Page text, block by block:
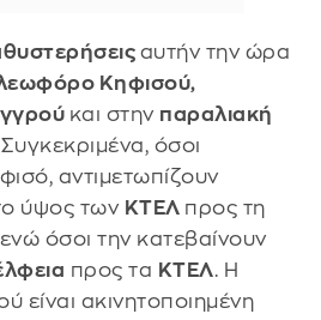
αυτήν την ώρα
Κηφισού,
και στην παραλιακή
Συγκεκριμένα, όσοι
αντιμετωπίζουν
ύψος των ΚΤΕΛ προς τη
ενώ όσοι την κατεβαίνουν
προς τα ΚΤΕΛ. Η
είναι ακινητοποιημένη